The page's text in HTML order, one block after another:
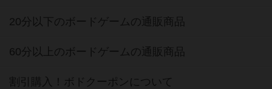
20分以下のボードゲームの通販商品
60分以上のボードゲームの通販商品
割引購入！ボドクーポンについて